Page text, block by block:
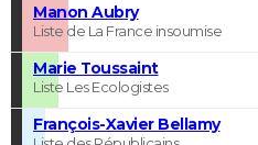
Manon Aubry
Liste de La France insoumise
Marie Toussaint
Liste Les Ecologistes
François-Xavier Bellamy